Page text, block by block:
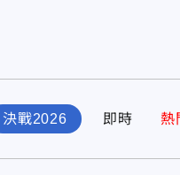
決戰2026 即時 熱